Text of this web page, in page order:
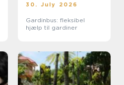
30. July 2026
Gardinbus: fleksibel
hjælp til gardiner